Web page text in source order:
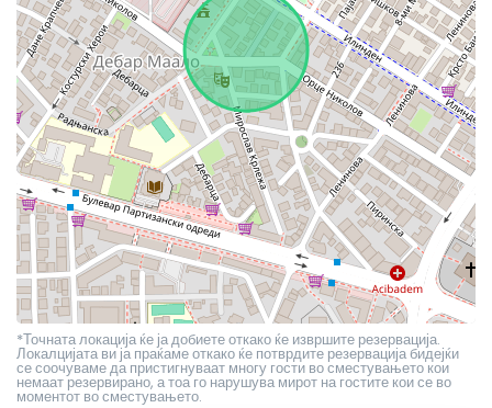
*Точната локација ќе ја добиете откако ќе извршите резервација.
Локалцијата ви ја праќаме откако ќе потврдите резервација бидејќи
се соочуваме да пристигнуваат многу гости во сместувањето кои
немаат резервирано, а тоа го нарушува мирот на гостите кои се во
моментот во сместувањето.